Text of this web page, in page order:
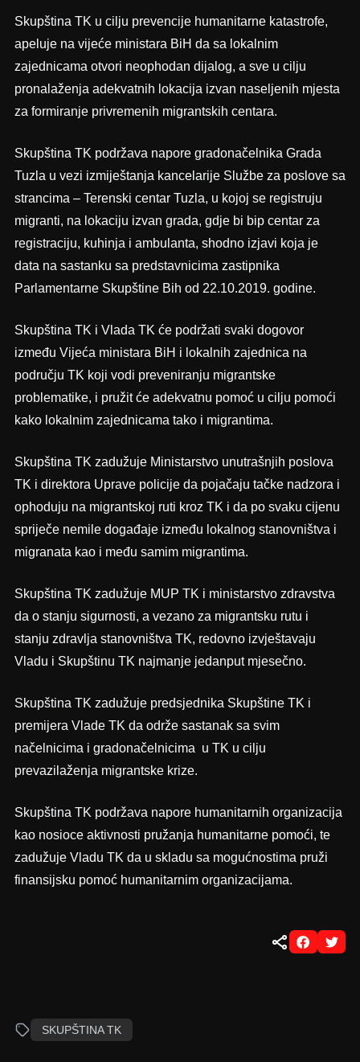
Skupština TK u cilju prevencije humanitarne katastrofe,
apeluje na vijeće ministara BiH da sa lokalnim
zajednicama otvori neophodan dijalog, a sve u cilju
pronalaženja adekvatnih lokacija izvan naseljenih mjesta
za formiranje privremenih migrantskih centara.
Skupština TK podržava napore gradonačelnika Grada
Tuzla u vezi izmiještanja kancelarije Službe za poslove sa
strancima – Terenski centar Tuzla, u kojoj se registruju
migranti, na lokaciju izvan grada, gdje bi bip centar za
registraciju, kuhinja i ambulanta, shodno izjavi koja je
data na sastanku sa predstavnicima zastipnika
Parlamentarne Skupštine Bih od 22.10.2019. godine.
Skupština TK i Vlada TK će podržati svaki dogovor
između Vijeća ministara BiH i lokalnih zajednica na
području TK koji vodi preveniranju migrantske
problematike, i pružit će adekvatnu pomoć u cilju pomoći
kako lokalnim zajednicama tako i migrantima.
Skupština TK zadužuje Ministarstvo unutrašnjih poslova
TK i direktora Uprave policije da pojačaju tačke nadzora i
ophoduju na migrantskoj ruti kroz TK i da po svaku cijenu
spriječe nemile događaje između lokalnog stanovništva i
migranata kao i među samim migrantima.
Skupština TK zadužuje MUP TK i ministarstvo zdravstva
da o stanju sigurnosti, a vezano za migrantsku rutu i
stanju zdravlja stanovništva TK, redovno izvještavaju
Vladu i Skupštinu TK najmanje jedanput mjesečno.
Skupština TK zadužuje predsjednika Skupštine TK i
premijera Vlade TK da održe sastanak sa svim
načelnicima i gradonačelnicima u TK u cilju
prevazilaženja migrantske krize.
Skupština TK podržava napore humanitarnih organizacija
kao nosioce aktivnosti pružanja humanitarne pomoći, te
zadužuje Vladu TK da u skladu sa mogućnostima pruži
finansijsku pomoć humanitarnim organizacijama.
SKUPŠTINA TK